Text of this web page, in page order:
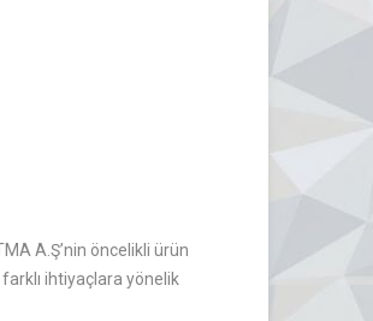
A.Ş’nin öncelikli ürün
ihtiyaçlara yönelik